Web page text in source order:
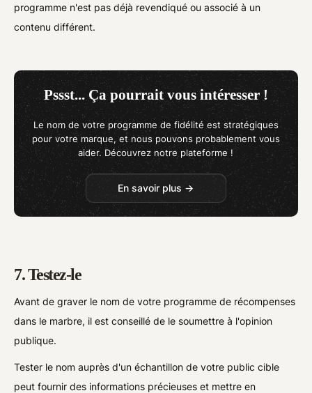
programme n'est pas déjà revendiqué ou associé à un
contenu différent.
Pssst... Ça pourrait vous intéresser !
Le nom de votre programme de fidélité est stratégiques
pour votre marque, et nous pouvons probablement vous
aider. Découvrez notre plateforme !
En savoir plus →
7. Testez-le
Avant de graver le nom de votre programme de récompenses
dans le marbre, il est conseillé de le soumettre à l'opinion
publique.
Tester le nom auprès d'un échantillon de votre public cible
peut fournir des informations précieuses et mettre en